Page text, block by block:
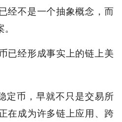
经不是一个抽象概念，而
已经形成事实上的链上美
定币，早就不只是交易所
在成为许多链上应用、跨